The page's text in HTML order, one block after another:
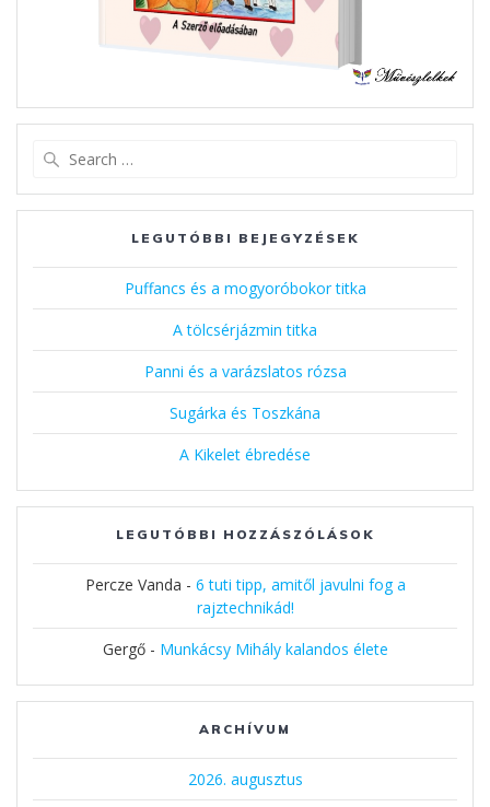
LEGUTÓBBI BEJEGYZÉSEK
Puffancs és a mogyoróbokor titka
A tölcsérjázmin titka
Panni és a varázslatos rózsa
Sugárka és Toszkána
A Kikelet ébredése
LEGUTÓBBI HOZZÁSZÓLÁSOK
Percze Vanda - 6 tuti tipp, amitől javulni fog a
rajztechnikád!
Gergő- Munkácsy Mihály kalandos élete
ARCHÍVUM
2026. augusztus